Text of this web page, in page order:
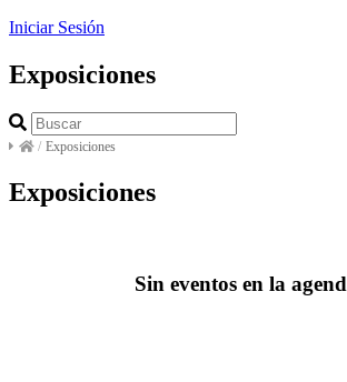
Iniciar Sesión
Exposiciones
/ Exposiciones
Exposiciones
Sin eventos en la